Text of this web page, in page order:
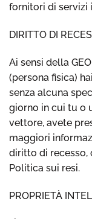
fornitori di servizi
DIRITTO DI
Ai sensi della
(persona fisica)
senza alcuna
giorno in cui tu o
vettore, avete
maggiori
diritto di recesso,
Politica sui resi.
PROPRIETÀ